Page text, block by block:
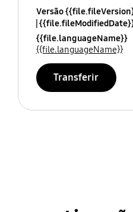
Versão
{{file.languageName}}
{{file.languageName}}
Transferir